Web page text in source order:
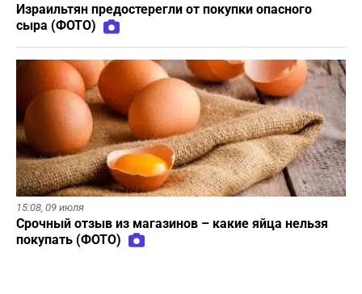
Израильтян предостерегли от покупки опасного
сыра (ФОТО)
15:08, 09 июля
Срочный отзыв из магазинов – какие яйца нельзя
покупать (ФОТО)